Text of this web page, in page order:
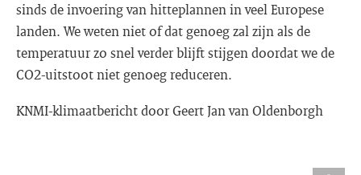
sinds de invoering van hitteplannen in veel Europese
landen. We weten niet of dat genoeg zal zijn als de
temperatuur zo snel verder blijft stijgen doordat we de
CO2-uitstoot niet genoeg reduceren.
KNMI-klimaatbericht door Geert Jan van Oldenborgh